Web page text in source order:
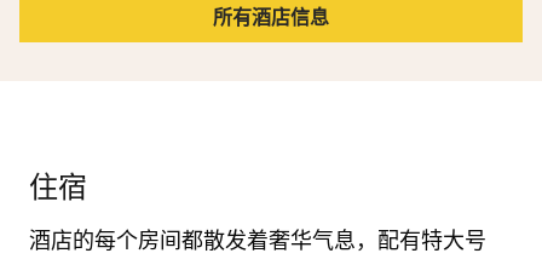
所有酒店信息
住宿
酒店的每个房间都散发着奢华气息，配有特大号